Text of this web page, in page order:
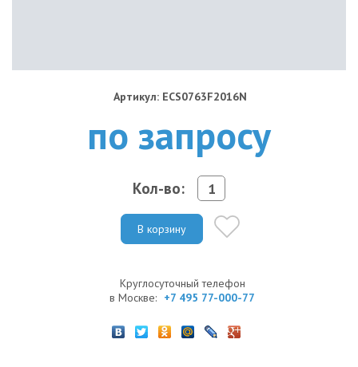
Артикул: ECS0763F2016N
по запросу
Кол-во:
В корзину
Круглосуточный телефон
в Москве: +7 495 77-000-77